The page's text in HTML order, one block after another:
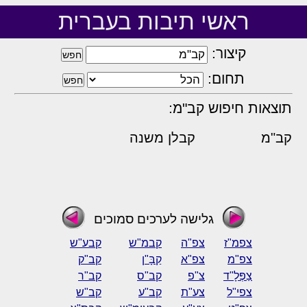
ראשי תיבות בעברית
קיצור:
תחום:
תוצאות חיפוש קב"מ:
קב"מ קבלן משנה
גלישה לערכים סמוכים
צפמ"ז צפ"ה קבמ"ש
קבע"ש
צפ"מ
צפ"א קַבָּ"ן
קב"ק
צַפְּלָ"ד
צ"פ קב"ס
קב"ר
צפי"ל
צע"ת קב"ע
קב"ש